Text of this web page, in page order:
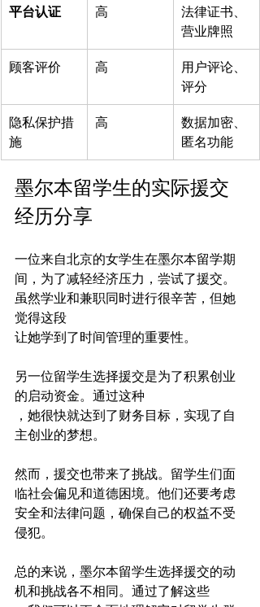
平台认证 高
法律证书、
营业牌照
顾客评价 高
用户评论、
评分
隐私保护措
施
高
数据加密、
匿名功能
墨尔本留学生的实际援交
经历分享
一位来自北京的女学生在墨尔本留学期
间，为了减轻经济压力，尝试了援交。
虽然学业和兼职同时进行很辛苦，但她
觉得这段
让她学到了时间管理的重要性。
另一位留学生选择援交是为了积累创业
的启动资金。通过这种
，她很快就达到了财务目标，实现了自
主创业的梦想。
然而，援交也带来了挑战。留学生们面
临社会偏见和道德困境。他们还要考虑
安全和法律问题，确保自己的权益不受
侵犯。
总的来说，墨尔本留学生选择援交的动
机和挑战各不相同。通过了解这些